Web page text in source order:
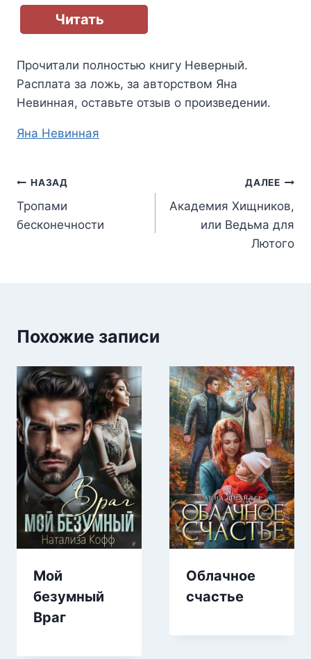
Читать
Прочитали полностью книгу Неверный.
Расплата за ложь, за авторством Яна
Невинная, оставьте отзыв о произведении.
Метки
Яна Невинная
Навигация
по
записям
НАЗАД
Тропами
бесконечности
ДАЛЕЕ
Академия Хищников,
или Ведьма для
Лютого
Похожие записи
Мой
безумный
Враг
Облачное
счастье